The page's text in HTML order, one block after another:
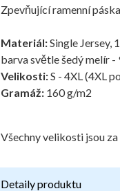
Zpevňující ramenní
Materiál:Single Jersey,
barva světle šedý melír -
Velikosti:S - 4XL (4XL
Gramáž: 160 g/m2
Všechny velikosti jsou za
Detaily produktu